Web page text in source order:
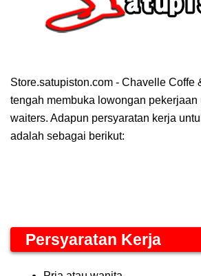
Store.satupiston.com - Chavelle Coffe
tengah membuka lowongan pekerjaan
waiters. Adapun persyaratan kerja
adalah sebagai berikut:
Persyaratan Kerja